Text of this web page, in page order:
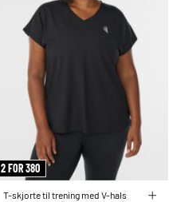
2 FOR 380
T-skjorte til trening med V-hals